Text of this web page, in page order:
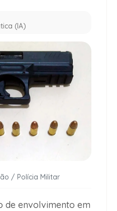
(IA)
/ Polícia Militar
de envolvimento em